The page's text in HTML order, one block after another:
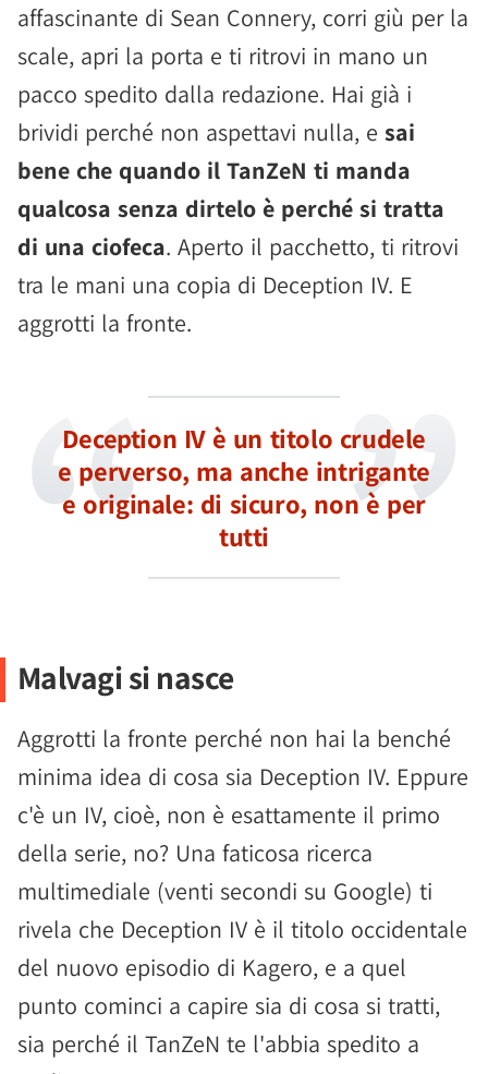
affascinante di Sean Connery, corri giù per la
scale, apri la porta e ti ritrovi in mano un
pacco spedito dalla redazione. Hai già i
brividi perché non aspettavi nulla, e sai
bene che quando il TanZeN ti manda
qualcosa senza dirtelo è perché si tratta
di una ciofeca. Aperto il pacchetto, ti ritrovi
tra le mani una copia di Deception IV. E
aggrotti la fronte.
Deception IV è un titolo crudele
e perverso, ma anche intrigante
e originale: di sicuro, non è per
tutti
Malvagi si nasce
Aggrotti la fronte perché non hai la benché
minima idea di cosa sia Deception IV. Eppure
c'è un IV, cioè, non è esattamente il primo
della serie, no? Una faticosa ricerca
multimediale (venti secondi su Google) ti
rivela che Deception IV è il titolo occidentale
del nuovo episodio di Kagero, e a quel
punto cominci a capire sia di cosa si tratti,
sia perché il TanZeN te l'abbia spedito a